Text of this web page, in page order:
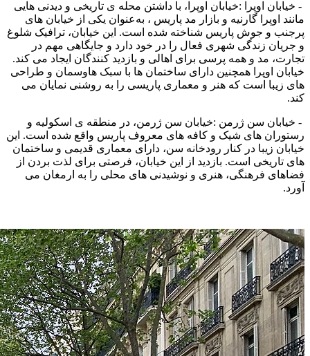
- خیابان اوپرا :خیابان اوپرا، با داشتن محله ی تاریخی و دیدنی‌ هایی
مانند اوپرا گارنیه و بازار مد پاریس ، به‌عنوان یکی از خیابان‌ های
پرجنب و جوش پاریس شناخته شده است. این خیابان، ترافیک شلوغ
و جریان زندگی شهری فعال را در خود دارد و جایگاهی مهم در
تجارت، مد و همه‌ پرسی برای اهالی و بازدید کنندگان ایجاد می‌ کند.
خیابان اوپرا همچنین دارای ساختمان‌ ها با سبک هاوسمان و طراحی‌
های زیبا است که هنر و معماری پاریسی را به روشنی نمایان می‌
کند.
- خیابان سن ژرمن :خیابان سن ژرمن، در منطقه ی اسکولیه و
رستوران‌ های شیک و کافه‌ های معروف پاریس واقع شده است. این
خیابان زیبا در کنار رودخانه سن، دارای معماری قدیمی و ساختمان‌
های تاریخی است. بازدید از این خیابان، فرصتی برای لذت بردن از
فضاهای فرهنگی، هنری و نوشیدنی‌ های محلی را به ارمغان می‌
آورد.